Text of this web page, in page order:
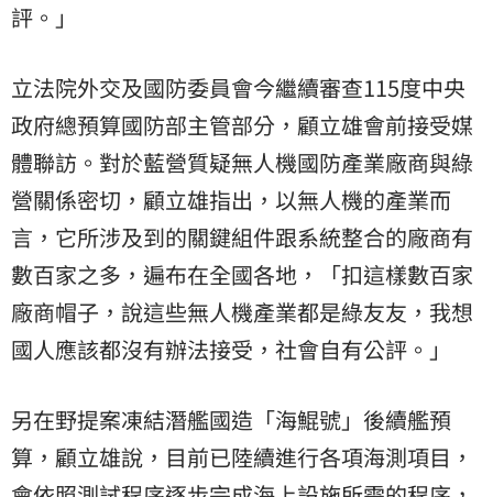
評。」
立法院外交及國防委員會今繼續審查115度中央
政府總預算國防部主管部分，顧立雄會前接受媒
體聯訪。對於藍營質疑無人機國防產業廠商與綠
營關係密切，顧立雄指出，以無人機的產業而
言，它所涉及到的關鍵組件跟系統整合的廠商有
數百家之多，遍布在全國各地，「扣這樣數百家
廠商帽子，說這些無人機產業都是綠友友，我想
國人應該都沒有辦法接受，社會自有公評。」
另在野提案凍結潛艦國造「海鯤號」後續艦預
算，顧立雄說，目前已陸續進行各項海測項目，